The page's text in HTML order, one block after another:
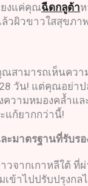
ยงแค่คุณฉีดกลูต้า
วผิวขาวใสสุขภา
ณสามารถเห็นคว
วัน! แต่คุณอย่า
ความหมองคล้ำ
แก้ยากกว่านี้!
ะมาตรฐานที่รับรอ
วจากเกาหลีใต้
ข้าไปปรับปรุงก